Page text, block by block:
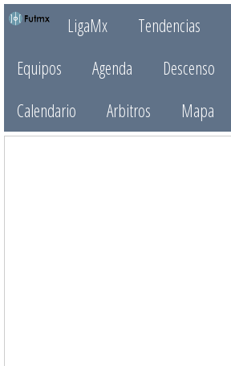
LigaMx Tendencias
Equipos
Agenda Descenso
Calendario
Arbitros Mapa